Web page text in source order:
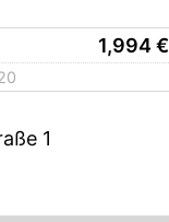
1,994€
1